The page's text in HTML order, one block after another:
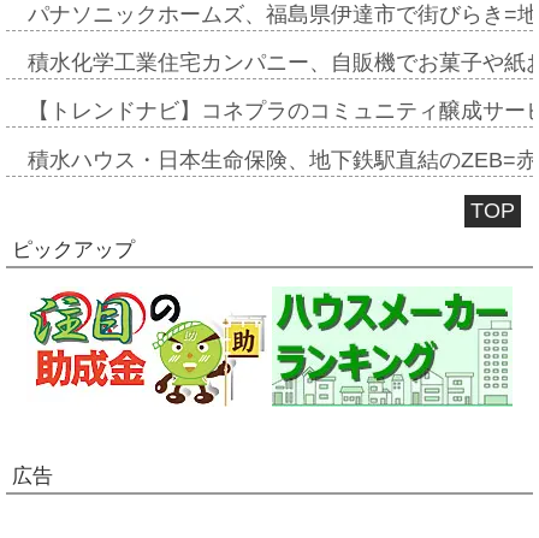
パナソニックホームズ、福島県伊達市で街びらき=
積水化学工業住宅カンパニー、自販機でお菓子や
【トレンドナビ】コネプラのコミュニティ醸成サ
積水ハウス・日本生命保険、地下鉄駅直結のZEB=
TOP
ピックアップ
広告